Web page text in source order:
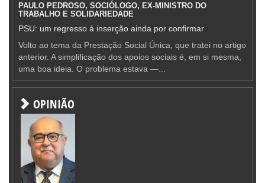
PAULO PEDROSO, SOCIÓLOGO, EX-MINISTRO DO
TRABALHO E SOLIDARIEDADE
PSU: um regresso à inserção ainda por confirmar
Volto ao tema da Prestação Social Única, que tratei no artigo
anterior. A simplificação dos apoios sociais é, em si mesma,
uma boa ideia. O problema estava —...
OPINIÃO